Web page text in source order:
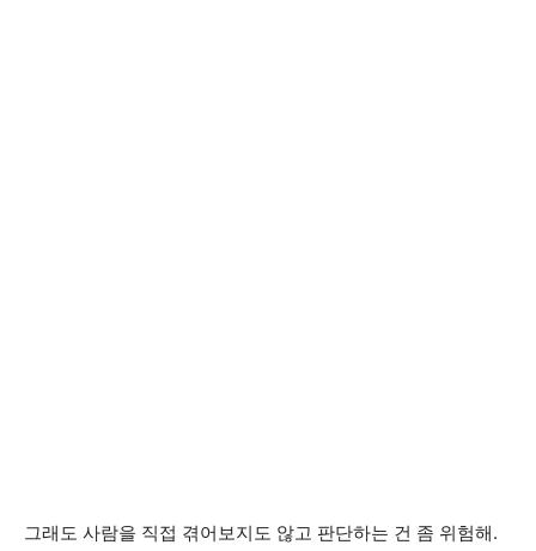
그래도 사람을 직접 겪어보지도 않고 판단하는 건 좀 위험해.